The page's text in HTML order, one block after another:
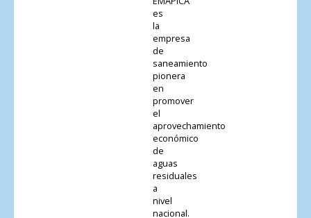
es
la
empresa
de
saneamiento
pionera
en
promover
el
aprovechamiento
económico
de
aguas
residuales
a
nivel
nacional.